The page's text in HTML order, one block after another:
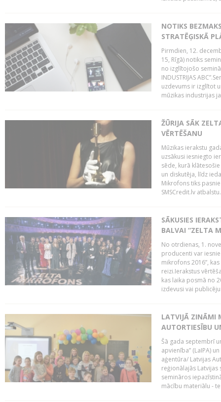
NOTIKS
STRATĒĢISKĀ
Pirmdien, 12.
15, Rīgā) notiks
no izglītojošo
INDUSTRIJAS
uzdevums ir izglītot
mūzikas industrijas
ŽŪRIJA SĀK
VĒRTĒŠANU
Mūzikas ierakstu
uzsākusi iesniegto
sēde, kurā
un diskutēja, līdz
Mikrofons tiks
SMSCredit.lv
SĀKUSIES
BALVAI “ZELTA
No otrdienas, 1.
producenti var
mikrofons 2016”,
reizi.Ierakstus
kas laika posmā no
izdevusi vai
LATVIJĀ ZINĀMI
AUTORTIESĪBU
Šā gada septembrī
apvienība” (LaIPA)
aģentūra/ Latvijas
reģionālajās
semināros
mācību materiālu -